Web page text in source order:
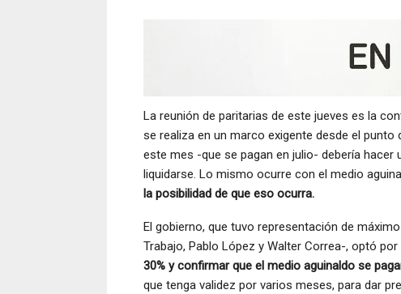
La reunión de paritarias de este jueves es la
se realiza en un marco exigente desde el
este mes -que se pagan en julio- debería
liquidarse. Lo mismo ocurre con el medio
la posibilidad de que eso ocurra.
El gobierno, que tuvo representación de
Trabajo, Pablo López y Walter Correa-, optó por
30% y confirmar que el medio aguinaldo se
que tenga validez por varios meses, para dar